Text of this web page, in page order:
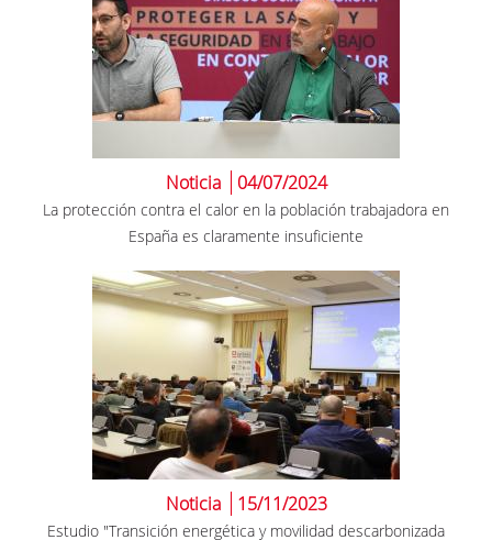
Noticia 04/07/2024
La protección contra el calor en la población trabajadora en
España es claramente insuficiente
Noticia 15/11/2023
Estudio "Transición energética y movilidad descarbonizada